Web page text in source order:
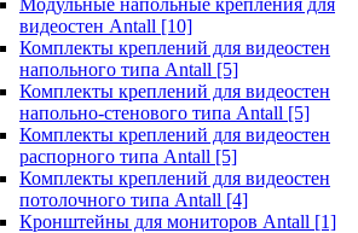
Модульные напольные крепления для
видеостен Antall [10]
Комплекты креплений для видеостен
напольного типа Antall [5]
Комплекты креплений для видеостен
напольно-стенового типа Antall [5]
Комплекты креплений для видеостен
распорного типа Antall [5]
Комплекты креплений для видеостен
потолочного типа Antall [4]
Кронштейны для мониторов Antall [1]